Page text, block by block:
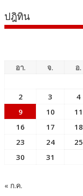
ปฎิทิน
อา. จ. อ.
2
3 4
9
10 11
16
17 18
23
24 25
30
31
« ก.ค.